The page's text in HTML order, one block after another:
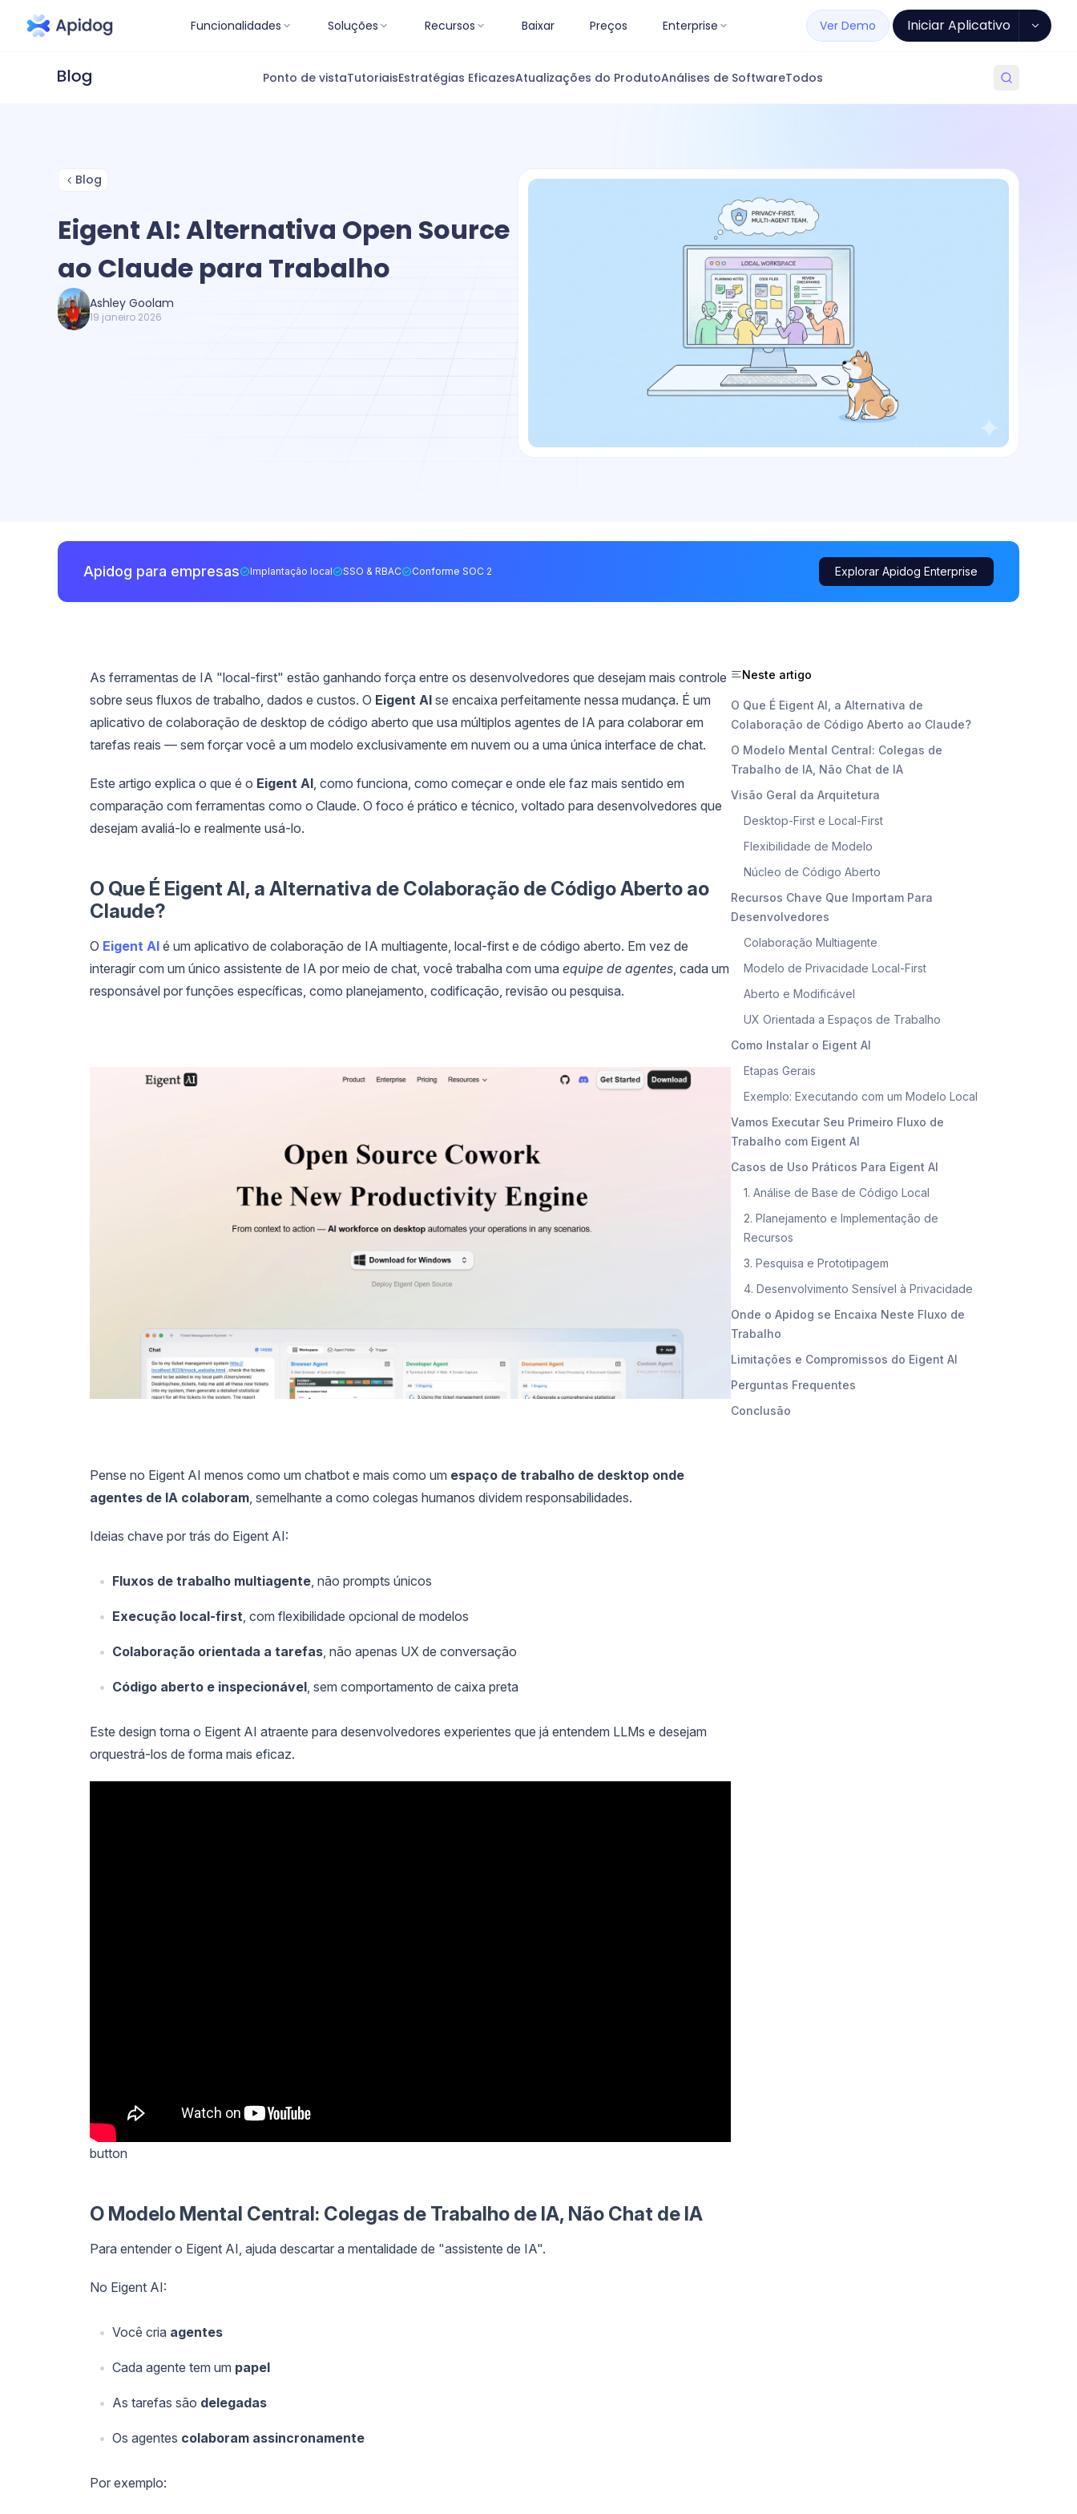
Funcionalidades Soluções Recursos Baixar Preços Enterprise Ver Demo Iniciar Aplicativo
Ponto de vistaTutoriaisEstratégias EficazesAtualizações do ProdutoAnálises de SoftwareTodos
Blog
Eigent AI: Alternativa Open Source
ao Claude para Trabalho
Ashley Goolam
19 janeiro 2026
Apidog para empresas Implantação local SSO & RBAC Conforme SOC 2 Explorar Apidog Enterprise
As ferramentas de IA "local-first" estão ganhando força entre os desenvolvedores que desejam mais controle
sobre seus fluxos de trabalho, dados e custos. O Eigent AI se encaixa perfeitamente nessa mudança. É um
aplicativo de colaboração de desktop de código aberto que usa múltiplos agentes de IA para colaborar em
tarefas reais — sem forçar você a um modelo exclusivamente em nuvem ou a uma única interface de chat.
Este artigo explica o que é o Eigent AI , como funciona, como começar e onde ele faz mais sentido em
comparação com ferramentas como o Claude. O foco é prático e técnico, voltado para desenvolvedores que
desejam avaliá-lo e realmente usá-lo.
O Que É Eigent AI, a Alternativa de Colaboração de Código Aberto ao
Claude?
O Eigent AI é um aplicativo de colaboração de IA multiagente, local-first e de código aberto. Em vez de
interagir com um único assistente de IA por meio de chat, você trabalha com uma equipe de agentes , cada um
responsável por funções específicas, como planejamento, codificação, revisão ou pesquisa.
Pense no Eigent AI menos como um chatbot e mais como um espaço de trabalho de desktop onde
agentes de IA colaboram , semelhante a como colegas humanos dividem responsabilidades.
Ideias chave por trás do Eigent AI:
Fluxos de trabalho multiagente , não prompts únicos
Execução local-first , com flexibilidade opcional de modelos
Colaboração orientada a tarefas , não apenas UX de conversação
Código aberto e inspecionável , sem comportamento de caixa preta
Este design torna o Eigent AI atraente para desenvolvedores experientes que já entendem LLMs e desejam
orquestrá-los de forma mais eficaz.
button
O Modelo Mental Central: Colegas de Trabalho de IA, Não Chat de IA
Para entender o Eigent AI, ajuda descartar a mentalidade de "assistente de IA".
No Eigent AI:
Você cria agentes
Cada agente tem um papel
As tarefas são delegadas
Os agentes colaboram assincronamente
Por exemplo:
Neste artigo
O Que É Eigent AI, a Alternativa de
Colaboração de Código Aberto ao Claude?
O Modelo Mental Central: Colegas de
Trabalho de IA, Não Chat de IA
Visão Geral da Arquitetura
Desktop-First e Local-First
Flexibilidade de Modelo
Núcleo de Código Aberto
Recursos Chave Que Importam Para
Desenvolvedores
Colaboração Multiagente
Modelo de Privacidade Local-First
Aberto e Modificável
UX Orientada a Espaços de Trabalho
Como Instalar o Eigent AI
Etapas Gerais
Exemplo: Executando com um Modelo Local
Vamos Executar Seu Primeiro Fluxo de
Trabalho com Eigent AI
Casos de Uso Práticos Para Eigent AI
1. Análise de Base de Código Local
2. Planejamento e Implementação de
Recursos
3. Pesquisa e Prototipagem
4. Desenvolvimento Sensível à Privacidade
Onde o Apidog se Encaixa Neste Fluxo de
Trabalho
Limitações e Compromissos do Eigent AI
Perguntas Frequentes
Conclusão